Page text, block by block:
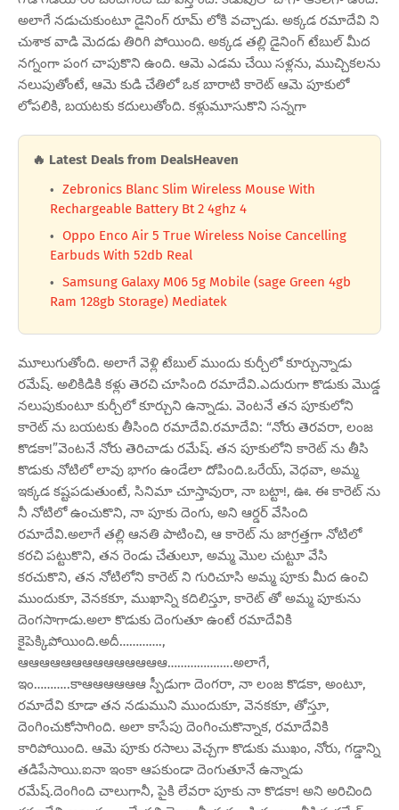
అలాగే నడుచుకుంటూ డైనింగ్ రూమ్ లోకి వచ్చాడు. అక్కడ రమాదేవి ని
చుశాక వాడి మెదడు తిరిగి పోయింది. అక్కడ తల్లి డైనింగ్ టేబుల్ మీద
నగ్నంగా పంగ చాపుకొని ఉంది. ఆమె ఎడమ చేయి సళ్లను, ముచ్చికలను
నలుపుతోంటే, ఆమె కుడి చేతిలో ఒక బారాటి కారెట్ ఆమె పూకులో
లోపలికి, బయటకు కదులుతోంది. కళ్లుమూసుకొని సన్నగా
🔥 Latest Deals from DealsHeaven
Zebronics Blanc Slim Wireless Mouse With
Rechargeable Battery Bt 2 4ghz 4
Oppo Enco Air 5 True Wireless Noise Cancelling
Earbuds With 52db Real
Samsung Galaxy M06 5g Mobile (sage Green 4gb
Ram 128gb Storage) Mediatek
మూలుగుతోంది. అలాగే వెళ్లి టేబుల్ ముందు కుర్చీలో కూర్చున్నాడు
రమేష్. అలికిడికి కళ్లు తెరచి చూసింది రమాదేవి.ఎదురుగా కొడుకు మొడ్డ
నలుపుకుంటూ కుర్చీలో కూర్చుని ఉన్నాడు. వెంటనే తన పూకులోని
కారెట్ ను బయటకు తీసింది రమాదేవి.రమాదేవి: “నోరు తెరవరా, లంజ
కొడకా!”వెంటనే నోరు తెరిచాడు రమేష్. తన పూకులోని కారెట్ ను తీసి
కొడుకు నోటిలో లావు భాగం ఉండేలా దోపింది.ఒరేయ్, వెధవా, అమ్మ
ఇక్కడ కష్టపడుతుంటే, సినిమా చూస్తావురా, నా బట్టా!, ఊ. ఈ కారెట్ ను
నీ నోటిలో ఉంచుకొని, నా పూకు దెంగు, అని ఆర్డర్ వేసింది
రమాదేవి.అలాగే తల్లి ఆనతి పాటించి, ఆ కారెట్ ను జాగ్రత్తగా నోటిలో
కరచి పట్టుకొని, తన రెండు చేతులూ, అమ్మ మొల చుట్టూ వేసి
కరచుకొని, తన నోటిలోని కారెట్ ని గురిచూసి అమ్మ పూకు మీద ఉంచి
ముందుకూ, వెనకకూ, ముఖాన్ని కదిలిస్తూ, కారెట్ తో అమ్మ పూకును
దెంగసాగాడు.అలా కొడుకు దెంగుతూ ఉంటే రమాదేవికి
కైపెక్కిపోయింది.అదీ………….,
ఆఆఆఆఆఆఆఆఆఆఆఆఆఆ………………..అలాగే,
ఇం………..కాఆఆఆఆఆఆ స్పీడుగా దెంగరా, నా లంజ కొడకా, అంటూ,
రమాదేవి కూడా తన నడుముని ముందుకూ, వెనకకూ, తోస్తూ,
దెంగించుకోసాగింది. అలా కాసేపు దెంగించుకొన్నాక, రమాదేవికి
కారిపోయింది. ఆమె పూకు రసాలు వెచ్చగా కొడుకు ముఖం, నోరు, గడ్డాన్ని
తడిపేసాయి.ఐనా ఇంకా ఆపకుండా దెంగుతూనే ఉన్నాడు
రమేష్.దెంగింది చాలుగానీ, పైకి లేవరా పూకు నా కొడకా! అని అరిచింది